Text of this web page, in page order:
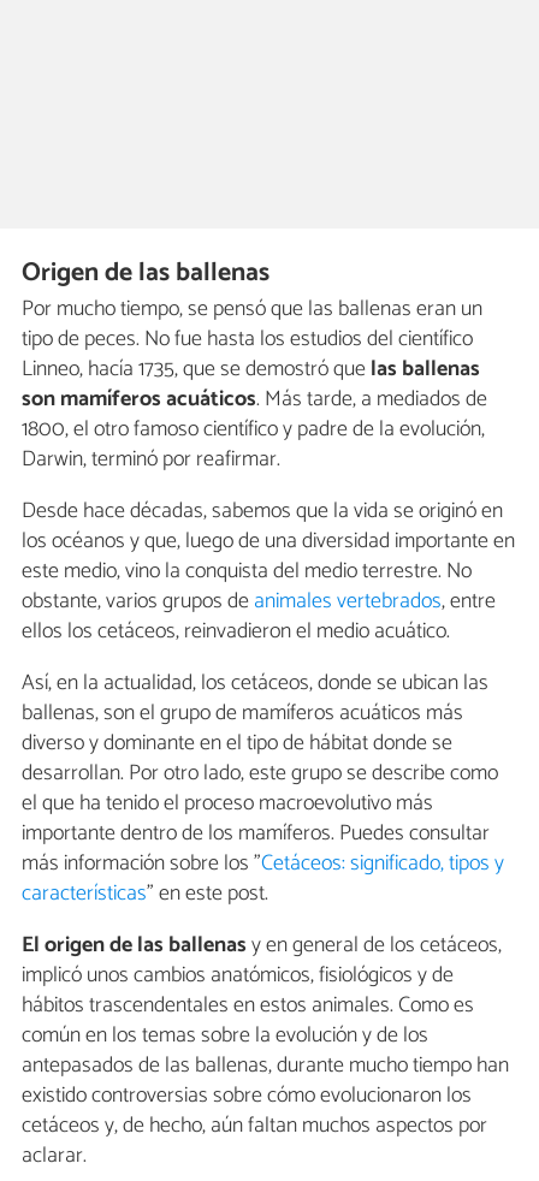
Origen de las ballenas
Por mucho tiempo, se pensó que las ballenas eran un
tipo de peces. No fue hasta los estudios del científico
Linneo, hacía 1735, que se demostró quelas ballenas
son mamíferos acuáticos. Más tarde, a mediados de
1800, el otro famoso científico y padre de la evolución,
Darwin, terminó por reafirmar.
Desde hace décadas, sabemos que la vida se originó en
los océanos y que, luego de una diversidad importante en
este medio, vino la conquista del medio terrestre. No
obstante, varios grupos deanimales vertebrados, entre
ellos los cetáceos, reinvadieron el medio acuático.
Así, en la actualidad, los cetáceos, donde se ubican las
ballenas, son el grupo de mamíferos acuáticos más
diverso y dominante en el tipo de hábitat donde se
desarrollan. Por otro lado, este grupo se describe como
el que ha tenido el proceso macroevolutivo más
importante dentro de los mamíferos. Puedes consultar
más información sobre los "Cetáceos: significado, tipos y
características" en este post.
El origen de las ballenasy en general de los cetáceos,
implicó unos cambios anatómicos, fisiológicos y de
hábitos trascendentales en estos animales. Como es
común en los temas sobre la evolución y de los
antepasados de las ballenas, durante mucho tiempo han
existido controversias sobre cómo evolucionaron los
cetáceos y, de hecho, aún faltan muchos aspectos por
aclarar.